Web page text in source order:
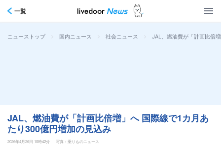
一覧
ニューストップ > 国内ニュース > 社会ニュース > JAL、燃油費が「計画比倍
JAL、燃油費が「計画比倍増」へ 国際線で1カ月あ
たり300億円増加の見込み
2026年4月26日 10時42分 写真：乗りものニュース